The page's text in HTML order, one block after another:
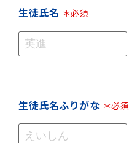
生徒氏名 ＊必須
生徒氏名ふりがな ＊必須